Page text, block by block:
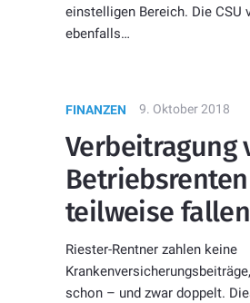
einstelligen Bereich. Die CSU
ebenfalls…
FINANZEN 9. Oktober 2018
Verbeitragung
teilweise fallen
Riester-Rentner zahlen keine
schon – und zwar doppelt.